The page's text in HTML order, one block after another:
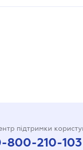
підтримки
800-210-103